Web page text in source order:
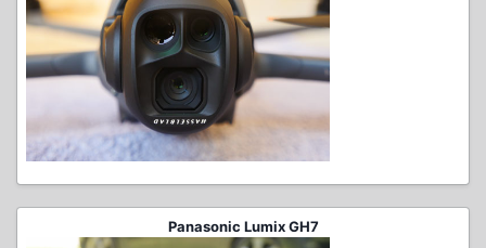
Panasonic Lumix GH7